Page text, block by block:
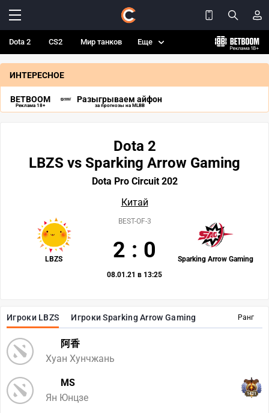
Dota 2 CS2 Мир танков Еще
ИНТЕРЕСНОЕ
BETBOOM
Реклама 18+
Разыгрываем айфон
за прогнозы на MLBB
Ранг
Игроки LBZS Игроки Sparking Arrow Gaming
阿香
Хуан Хунчжань
MS
Ян Юнцзе
1421
Dota 2
LBZS vs Sparking Arrow Gaming
Dota Pro Circuit 202
Китай
LBZS Sparking Arrow Gaming
BEST-OF-3
2 : 0
08.01.21 в 13:25